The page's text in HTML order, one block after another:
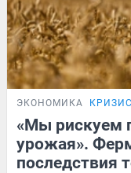
ЭКОНОМИКА
«Мы рискуем
урожая».
последствия